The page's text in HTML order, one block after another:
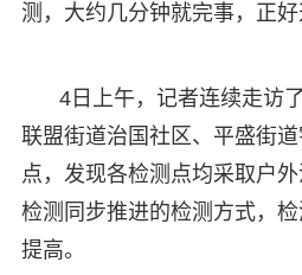
测，大约几分钟就完事，正好
4日上午，记者连续走访
联盟街道治国社区、平盛街
点，发现各检测点均采取户外
检测同步推进的检测方式，
提高。